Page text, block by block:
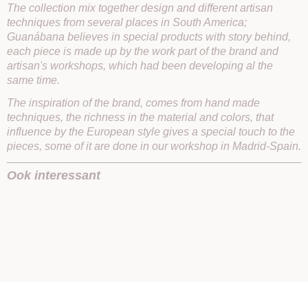
The collection mix together design and different artisan
techniques from several places in South America;
Guanábana believes in special products with story behind,
each piece is made up by the work part of the brand and
artisan's workshops, which had been developing al the
same time.
The inspiration of the brand, comes from hand made
techniques, the richness in the material and colors, that
influence by the European style gives a special touch to the
pieces, some of it are done in our workshop in Madrid-Spain.
Ook interessant